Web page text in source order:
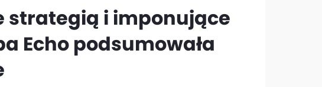
strategią i imponujące
Echo podsumowała